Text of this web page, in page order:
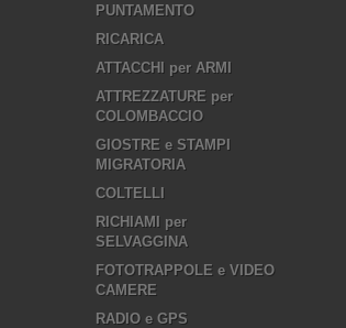
PUNTAMENTO
RICARICA
ATTACCHI per ARMI
ATTREZZATURE per
COLOMBACCIO
GIOSTRE e STAMPI
MIGRATORIA
COLTELLI
RICHIAMI per
SELVAGGINA
FOTOTRAPPOLE e VIDEO
CAMERE
RADIO e GPS